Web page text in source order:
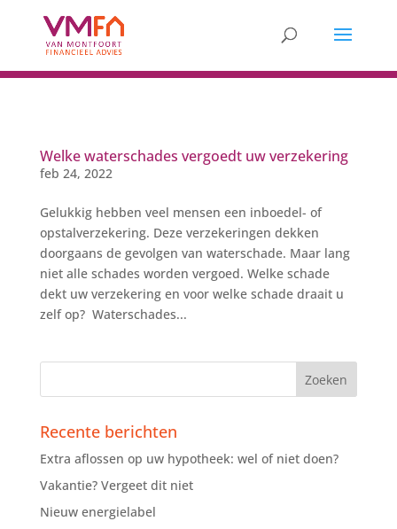
Welke waterschades vergoedt uw verzekering
feb 24, 2022
Gelukkig hebben veel mensen een inboedel- of
opstalverzekering. Deze verzekeringen dekken
doorgaans de gevolgen van waterschade. Maar lang
niet alle schades worden vergoed. Welke schade
dekt uw verzekering en voor welke schade draait u
zelf op? Waterschades...
Recente berichten
Extra aflossen op uw hypotheek: wel of niet doen?
Vakantie? Vergeet dit niet
Nieuw energielabel